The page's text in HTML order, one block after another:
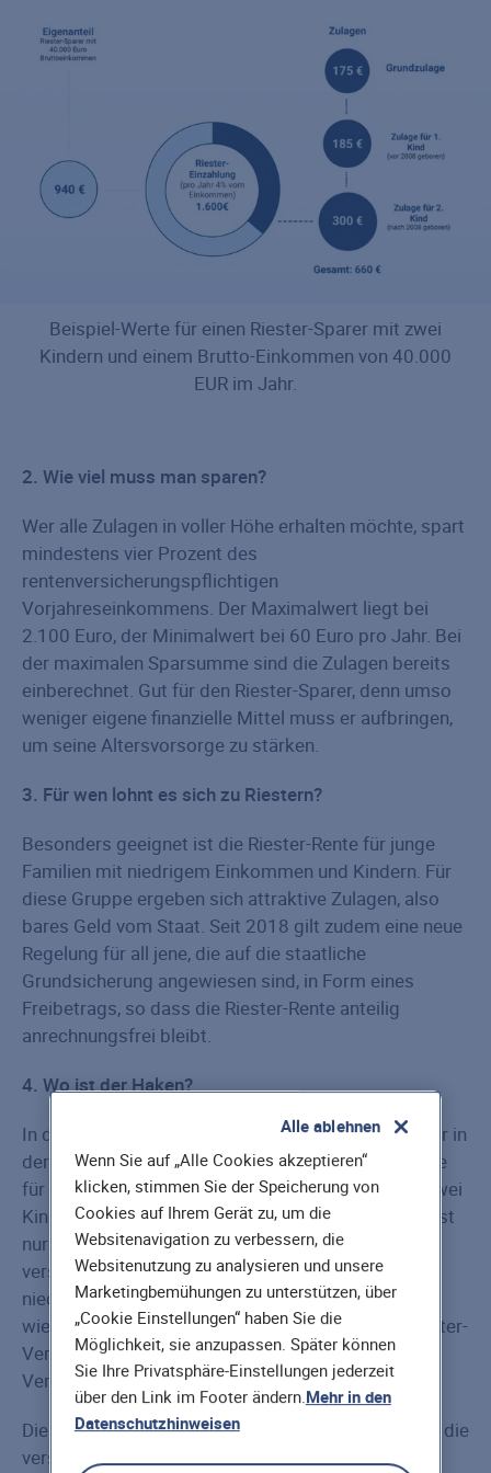
Beispiel-Werte für einen Riester-Sparer mit zwei
Kindern und einem Brutto-Einkommen von 40.000
EUR im Jahr.
2. Wie viel muss man sparen?
Wer alle Zulagen in voller Höhe erhalten möchte, spart
mindestens vier Prozent des
rentenversicherungspflichtigen
Vorjahreseinkommens. Der Maximalwert liegt bei
2.100 Euro, der Minimalwert bei 60 Euro pro Jahr. Bei
der maximalen Sparsumme sind die Zulagen bereits
einberechnet. Gut für den Riester-Sparer, denn umso
weniger eigene finanzielle Mittel muss er aufbringen,
um seine Altersvorsorge zu stärken.
3. Für wen lohnt es sich zu Riestern?
Besonders geeignet ist die Riester-Rente für junge
Familien mit niedrigem Einkommen und Kindern. Für
diese Gruppe ergeben sich attraktive Zulagen, also
bares Geld vom Staat. Seit 2018 gilt zudem eine neue
Regelung für all jene, die auf die staatliche
Grundsicherung angewiesen sind, in Form eines
Freibetrags, so dass die Riester-Rente anteilig
anrechnungsfrei bleibt.
4. Wo ist der Haken?
In den Medien steht die Riester-Rente immer wieder in
der Kritik, sie sei bei vielen Anbietern zu teuer sowie
für Normal- und Besserverdiener mit weniger als zwei
Kindern nicht wirklich attraktiv. Eine Riester-Rente ist
nur bedingt vererbbar, die ausgezahlte Rente ist zu
versteuern – wobei der Steuersatz für Rentner
niedriger ist als für Berufstätige und insofern doch
wieder vorteilhaft – und die Ergiebigkeit eines Riester-
Vertrages steigt mit der Lebensdauer des
Versicherungs­nehmer­s.
Die Verbraucherzentrale Bundesverband (vzbv) hat die
verschiedenen Riester-Anbieter genauer unter die
Wenn Sie auf „Alle Cookies akzeptieren“
klicken, stimmen Sie der Speicherung von
Cookies auf Ihrem Gerät zu, um die
Websitenavigation zu verbessern, die
Websitenutzung zu analysieren und unsere
Marketingbemühungen zu unterstützen, über
„Cookie Einstellungen“ haben Sie die
Möglichkeit, sie anzupassen. Später können
Sie Ihre Privatsphäre-Einstellungen jederzeit
über den Link im Footer ändern.Mehr in den
Datenschutzhinweisen
Alle ablehnen